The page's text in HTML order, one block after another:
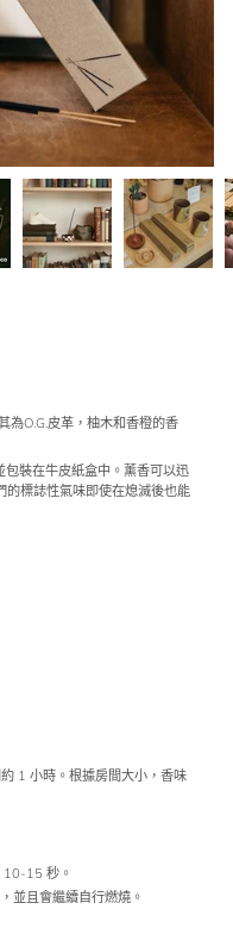
為O.G.皮革，柚木和香橙的香
包裝在牛皮紙盒中。薰香可以迅
的標誌性氣味即使在熄滅後也能
1 小時。根據房間大小，香味
10-15 秒。
並且會繼續自行燃燒。